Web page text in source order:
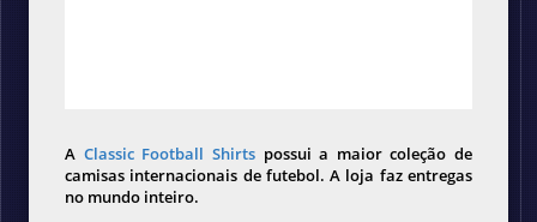
A Classic Football Shirts possui a maior coleção de
camisas internacionais de futebol. A loja faz entregas
no mundo inteiro.